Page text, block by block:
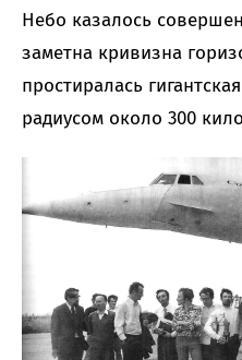
Небо казалось
заметна кривизна
простиралась
радиусом около 300